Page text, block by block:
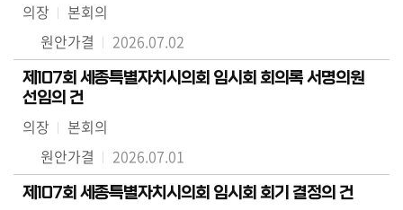
의장
본회의
원안가결
2026.07.02
제107회 세종특별자치시의회 임시회 회의록 서명의원
선임의 건
의장
본회의
원안가결
2026.07.01
제107회 세종특별자치시의회 임시회 회기 결정의 건